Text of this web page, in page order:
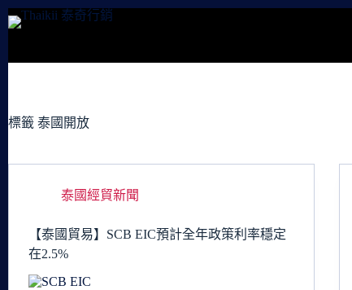
跳
容
標籤 泰國開放
泰國經貿新聞
【泰國貿易】SCB EIC預計全年政策利率穩定
在2.5%